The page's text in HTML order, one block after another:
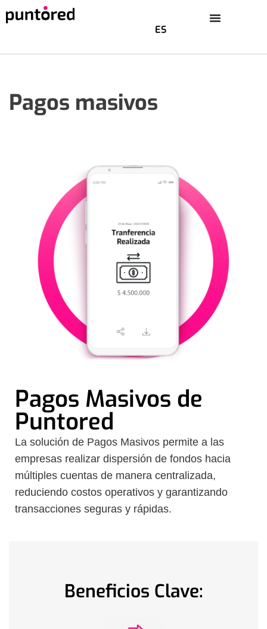
contenido
ES
Pagos masivos
Pagos Masivos de
Puntored
La solución de Pagos Masivos permite a las
empresas realizar dispersión de fondos hacia
múltiples cuentas de manera centralizada,
reduciendo costos operativos y garantizando
transacciones seguras y rápidas.
Beneficios Clave: